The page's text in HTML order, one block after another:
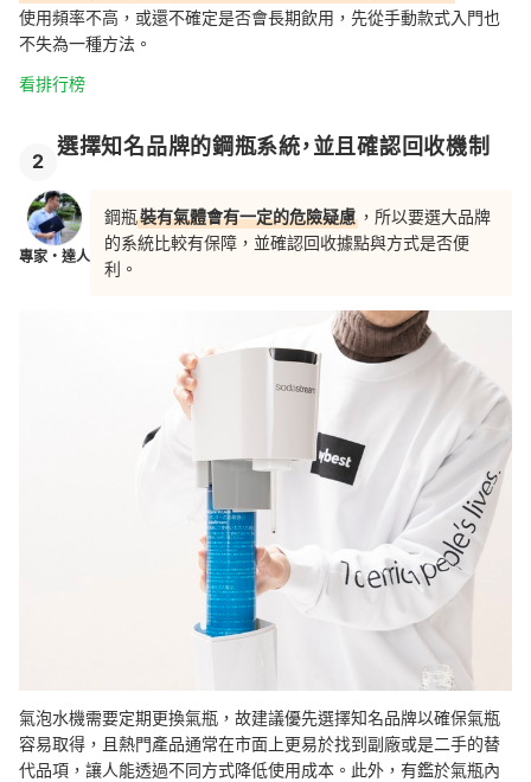
使用頻率不高，或還不確定是否會長期飲用，先從手動款式入門也
不失為一種方法。
看排行榜
2
選擇知名品牌的鋼瓶系統，並且確認回收機制
專家・達人
鋼瓶裝有氣體會有一定的危險疑慮 ，所以要選大品牌
的系統比較有保障，並確認回收據點與方式是否便
利。
氣泡水機需要定期更換氣瓶，故建議優先選擇知名品牌以確保氣瓶
容易取得，且熱門產品通常在市面上更易於找到副廠或是二手的替
代品項，讓人能透過不同方式降低使用成本。此外，有鑑於氣瓶內